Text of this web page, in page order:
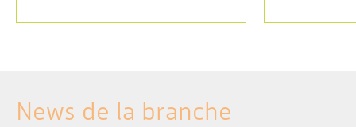
News de la branche